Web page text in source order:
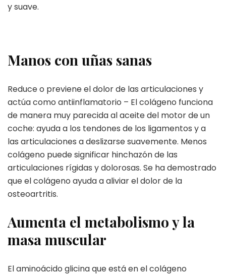
y suave.
Manos con uñas sanas
Reduce o previene el dolor de las articulaciones y
actúa como antiinflamatorio – El colágeno funciona
de manera muy parecida al aceite del motor de un
coche: ayuda a los tendones de los ligamentos y a
las articulaciones a deslizarse suavemente. Menos
colágeno puede significar hinchazón de las
articulaciones rígidas y dolorosas. Se ha demostrado
que el colágeno ayuda a aliviar el dolor de la
osteoartritis.
Aumenta el metabolismo y la
masa muscular
El aminoácido glicina que está en el colágeno